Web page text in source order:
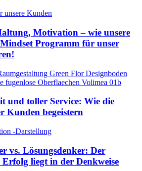
Motivation – wie unsere
Programm für unser
und toller Service: Wie die
Kunden begeistern
vs. Lösungsdenker: Der
Erfolg liegt in der Denkweise